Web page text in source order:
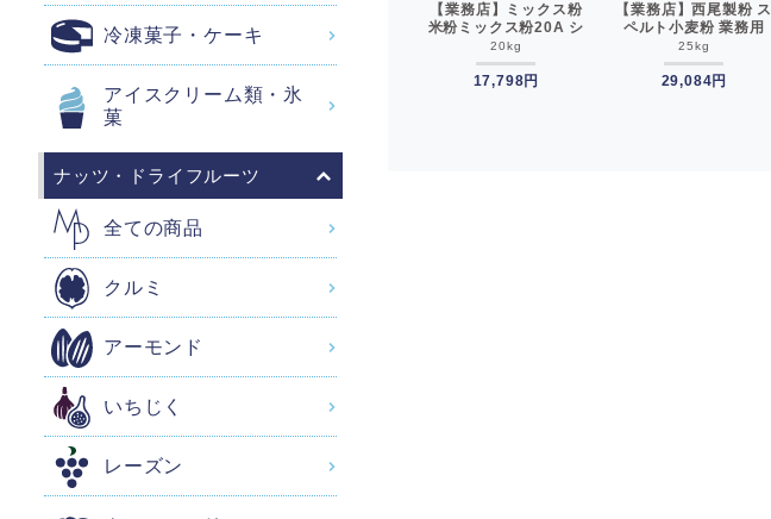
米粉パン用 あきたこま
ちマイベイクフラワー
製パン用 1kg グルテン
フリー 小麦粉不使用__
1kg
サラ秋田白神 あきたこ
まちマイドルチェ 1kg
お菓子用米粉 製菓用米
粉 グルテンフリー 小麦
粉不使用__
【業務店】ミックス粉
米粉ミックス粉20A シ
トギミックス パン用ミ
ックス グリコ 業務用
20kg__【沖縄は別途追
20kg
17,798円
【業務店】西尾製粉 ス
ペルト小麦粉 業務用
25kg スペルト小麦 古
代小麦__【沖縄は別途
追加送料必要】
25kg
29,084円
冷凍菓子・ケーキ
アイスクリーム類・氷
菓
ナッツ・ドライフルーツ
全ての商品
クルミ
アーモンド
いちじく
レーズン